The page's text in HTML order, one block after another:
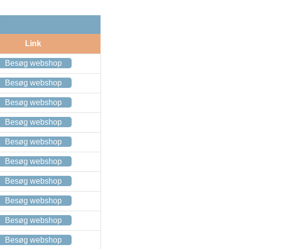
Link
Besøg webshop
Besøg webshop
Besøg webshop
Besøg webshop
Besøg webshop
Besøg webshop
Besøg webshop
Besøg webshop
Besøg webshop
Besøg webshop